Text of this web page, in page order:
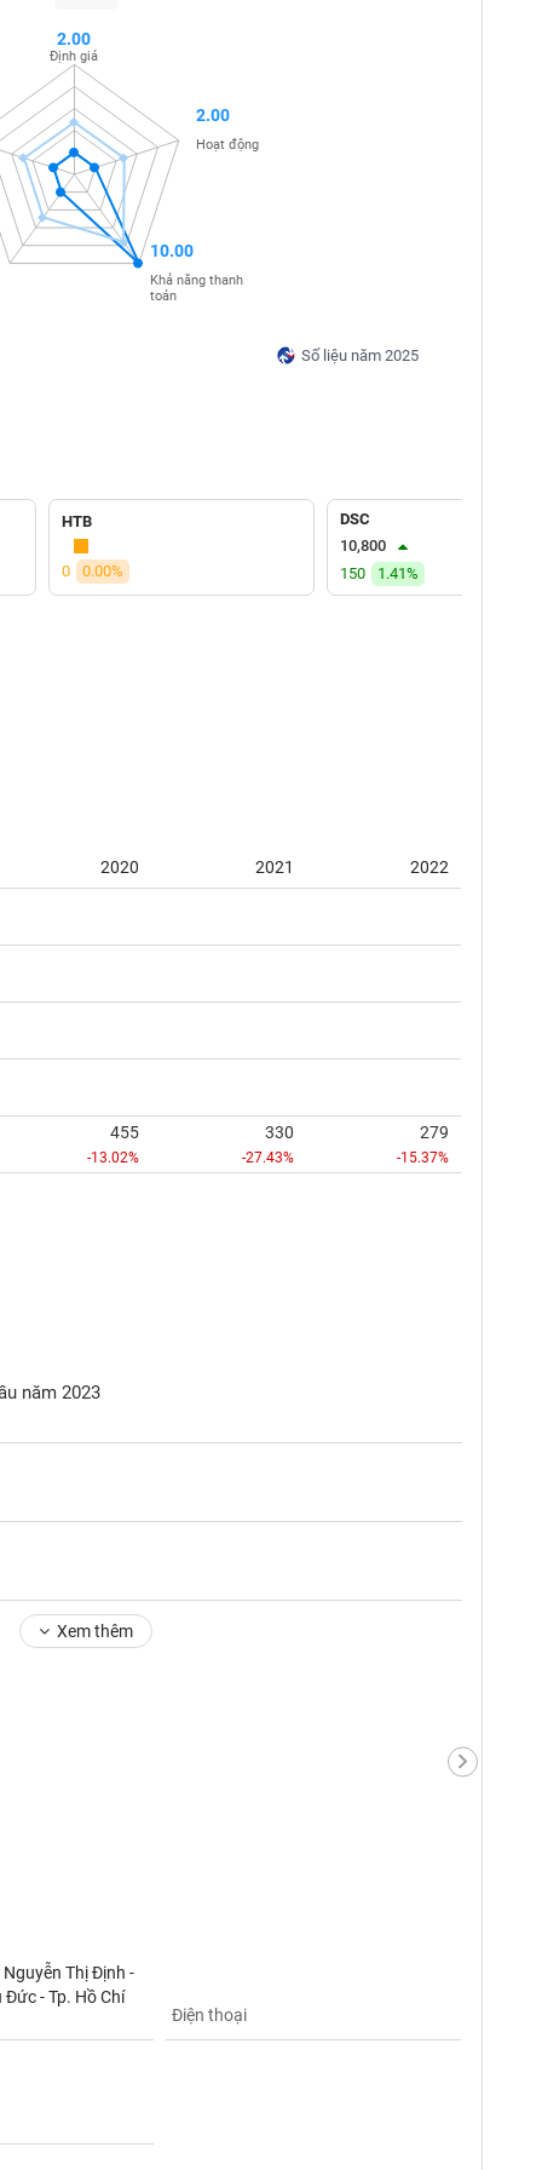
Số liệu năm 2025
2.00
Định giá
2.00
Hoạt động
10.00
Khả năng thanh
toán
HTB
0 0.00%
DSC
10,800
150
1.41%
2020 2021 2022
455
-13.02%
330
-27.43%
279
-15.37%
năm 2023
Xem thêm
Thị Định -
Đức - Tp. Hồ Chí
Điện thoại